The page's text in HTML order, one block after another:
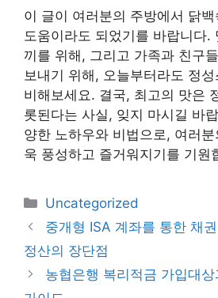
이 글이 여러분의 주방에서 닭
도움이라도 되었기를 바랍니다.
끼를 위해, 그리고 가족과 친구
보내기 위해, 오늘부터라도 정
비해보세요. 결국, 최고의 맛은
롯된다는 사실, 잊지 마시길 바
양한 노하우와 비법으로, 여러
욱 풍성하고 즐거워지기를 기원
카
테
고
리
Uncategorized
중개형 ISA 계좌를 통한 채
정산의 장단점
농협은행 복리적금 가입대